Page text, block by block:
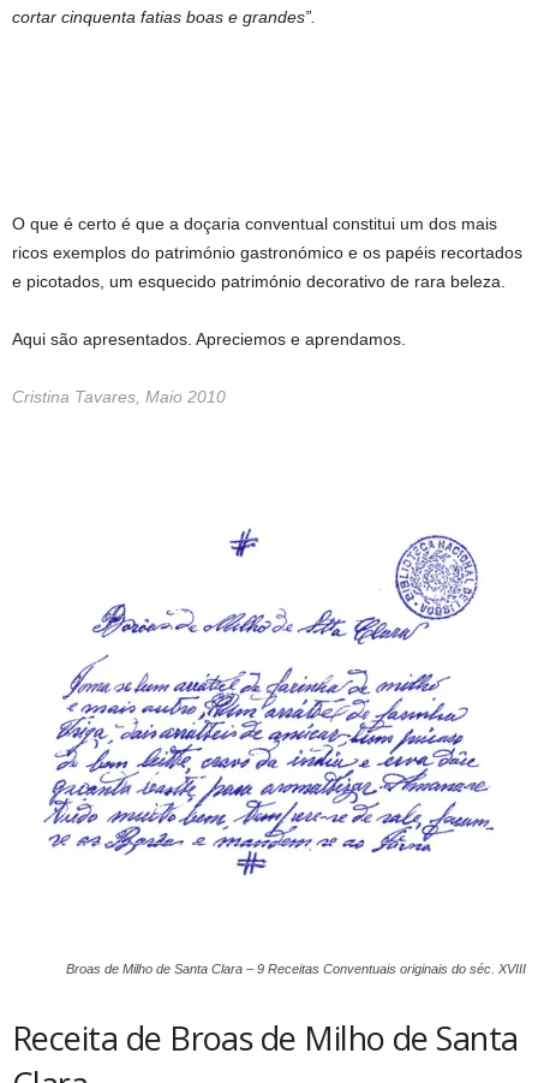
cortar cinquenta fatias boas e grandes”.
O que é certo é que a doçaria conventual constitui um dos mais
ricos exemplos do património gastronómico e os papéis recortados
e picotados, um esquecido património decorativo de rara beleza.
Aqui são apresentados. Apreciemos e aprendamos.
Cristina Tavares, Maio 2010
Broas de Milho de Santa Clara – 9 Receitas Conventuais originais do séc. XVIII
Receita de Broas de Milho de Santa